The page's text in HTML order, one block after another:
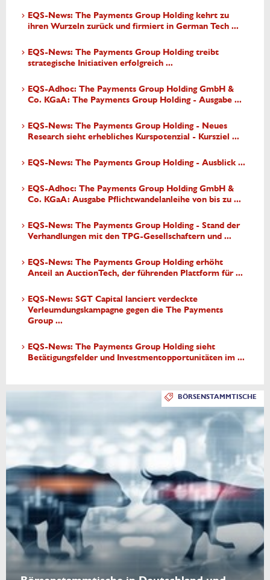
EQS-News: The Payments Group Holding kehrt zu
ihren Wurzeln zurück und firmiert in German Tech ...
EQS-News: The Payments Group Holding treibt
strategische Initiativen erfolgreich ...
EQS-Adhoc: The Payments Group Holding GmbH &
Co. KGaA: The Payments Group Holding - Ausgabe ...
EQS-News: The Payments Group Holding - Neues
Research sieht erhebliches Kurspotenzial - Kursziel ...
EQS-News: The Payments Group Holding - Ausblick ...
EQS-Adhoc: The Payments Group Holding GmbH &
Co. KGaA: Ausgabe Pflichtwandelanleihe von bis zu ...
EQS-News: The Payments Group Holding - Stand der
Verhandlungen mit den TPG-Gesellschaftern und ...
EQS-News: The Payments Group Holding erhöht
Anteil an AuctionTech, der führenden Plattform für ...
EQS-News: SGT Capital lanciert verdeckte
Verleumdungskampagne gegen die The Payments
Group ...
EQS-News: The Payments Group Holding sieht
Betätigungsfelder und Investmentopportunitäten im ...
BÖRSENSTAMMTISCHE